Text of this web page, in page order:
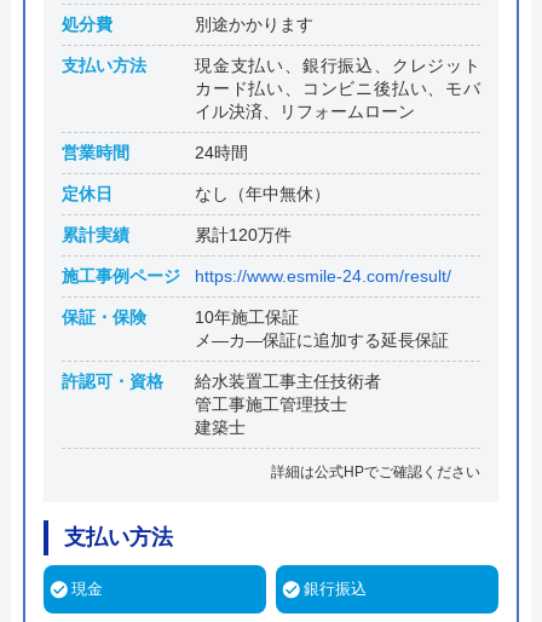
処分費 別途かかります
支払い方法
現金支払い、銀行振込、クレジット
カード払い、コンビニ後払い、モバ
イル決済、リフォームローン
営業時間 24時間
定休日 なし（年中無休）
累計実績 累計120万件
施工事例ページ https://www.esmile-24.com/result/
保証・保険
10年施工保証
メ―カ―保証に追加する延長保証
許認可・資格
給水装置工事主任技術者
管工事施工管理技士
建築士
詳細は公式HPでご確認ください
支払い方法
現金 銀行振込